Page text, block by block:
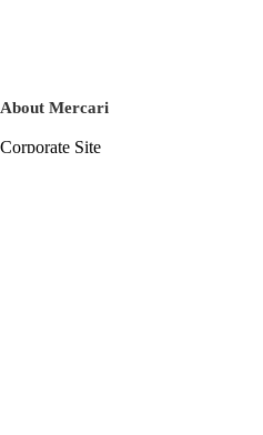
About Mercari
Corporate Site